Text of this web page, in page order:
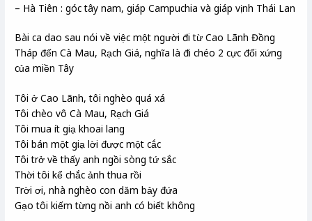
– Hà Tiên : góc tây nam, giáp Campuchia và giáp vịnh Thái Lan
Bài ca dao sau nói về việc một người đi từ Cao Lãnh Đồng
Tháp đến Cà Mau, Rạch Giá, nghĩa là đi chéo 2 cực đối xứng
của miền Tây
Tôi ở Cao Lãnh, tôi nghèo quá xá
Tôi chèo vô Cà Mau, Rạch Giá
Tôi mua ít giạ khoai lang
Tôi bán một giạ lời được một cắc
Tôi trở về thấy anh ngồi sòng tứ sắc
Thời tôi kể chắc ảnh thua rồi
Trời ơi, nhà nghèo con dăm bảy đứa
Gạo tôi kiếm từng nồi anh có biết không